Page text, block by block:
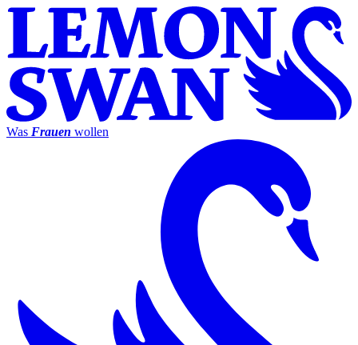
Was Frauen wollen